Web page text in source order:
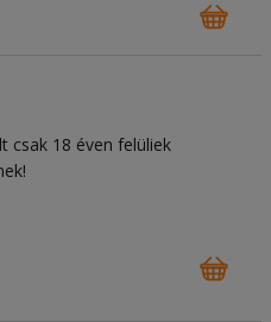
csak 18 éven felüliek